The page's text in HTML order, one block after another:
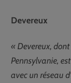
Devereux
« Devereux,
Pennsylvanie,
avec un réseau